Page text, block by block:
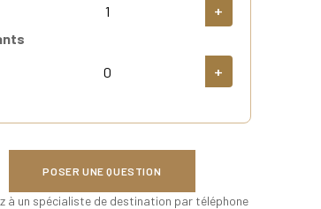
+
+
POSER UNE QUESTION
à un spécialiste de destination par téléphone